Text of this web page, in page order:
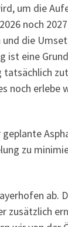
um die
noch
die
ist eine
tatsächlich
noch erlebe
zu
ab.
zusätzlich